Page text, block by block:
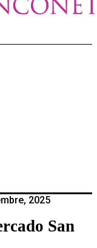
2025
San